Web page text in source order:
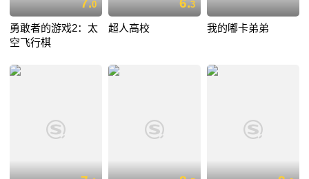
7.0
勇敢者的游戏2：太
空飞行棋
6.3
超人高校 我的嘟卡弟弟